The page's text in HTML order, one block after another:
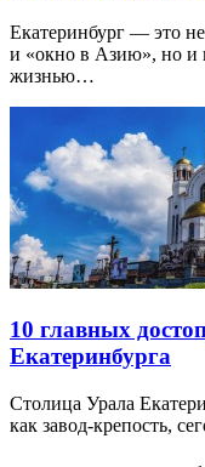
Екатеринбург — это
и «окно в Азию», но и
жизнью…
10 главных
Екатеринбурга
Столица Урала
как завод-крепость,